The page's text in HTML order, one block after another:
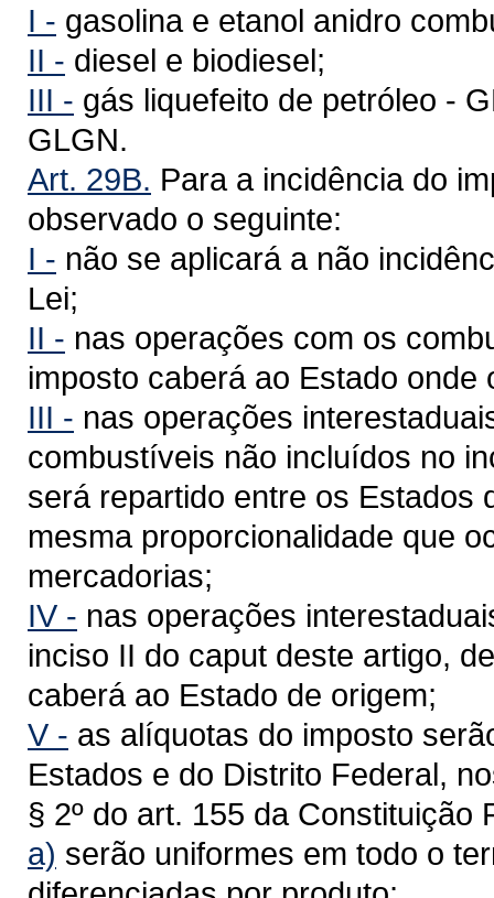
I - gasolina e etanol anidro
II - diesel e biodiesel;
III - gás liquefeito de petróleo -
GLGN.
Art. 29B. Para a incidência do
observado o seguinte:
I - não se aplicará a não
Lei;
II - nas operações com os
imposto caberá ao Estado onde
III - nas operações
combustíveis não incluídos no
será repartido entre os Estados
mesma proporcionalidade que
mercadorias;
IV - nas operações
inciso II do caput deste artigo,
caberá ao Estado de origem;
V - as alíquotas do imposto
Estados e do Distrito Federal,
§ 2º do art. 155 da
a) serão uniformes em todo o